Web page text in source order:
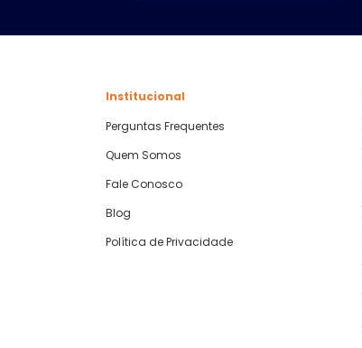
Institucional
Perguntas Frequentes
Quem Somos
Fale Conosco
Blog
Política de Privacidade